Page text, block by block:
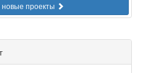
новые проекты